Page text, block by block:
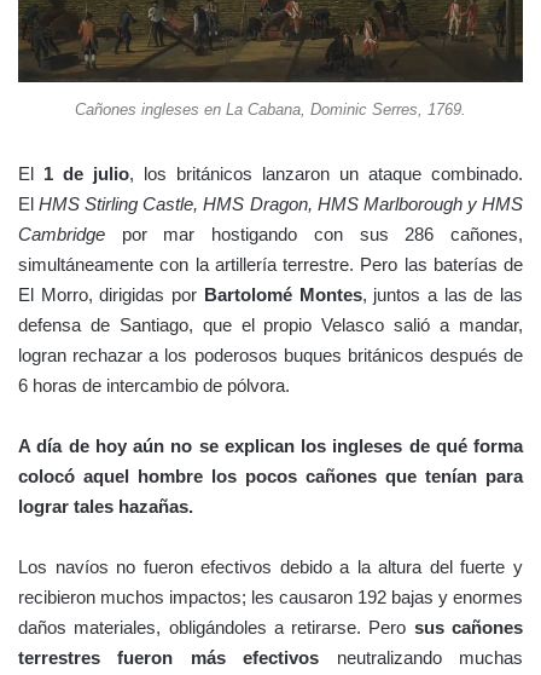
Cañones ingleses en La Cabana, Dominic Serres, 1769.
El 1 de julio, los británicos lanzaron un ataque combinado.
ElHMS Stirling Castle, HMS Dragon, HMS Marlborough y HMS
Cambridge por mar hostigando con sus 286 cañones,
simultáneamente con la artillería terrestre. Pero las baterías de
El Morro, dirigidas por Bartolomé Montes, juntos a las de las
defensa de Santiago, que el propio Velasco salió a mandar,
logran rechazar a los poderosos buques británicos después de
6 horas de intercambio de pólvora.
A día de hoy aún no se explican los ingleses de qué forma
colocó aquel hombre los pocos cañones que tenían para
lograr tales hazañas.
Los navíos no fueron efectivos debido a la altura del fuerte y
recibieron muchos impactos; les causaron 192 bajas y enormes
daños materiales, obligándoles a retirarse. Pero sus cañones
terrestres fueron más efectivos neutralizando muchas